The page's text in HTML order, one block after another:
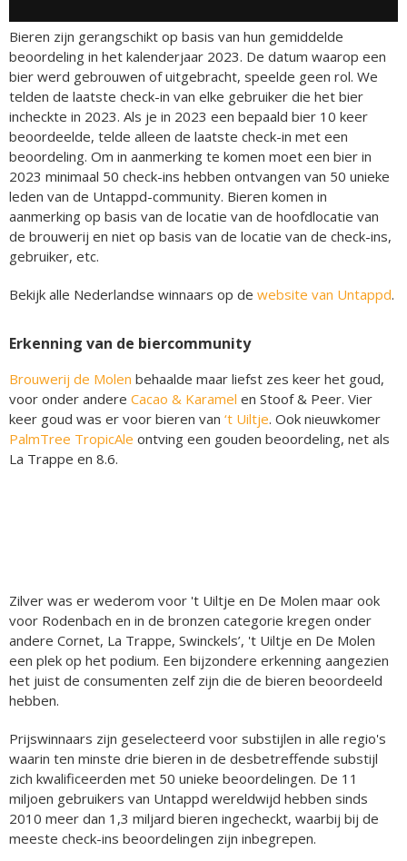
Bieren zijn gerangschikt op basis van hun gemiddelde
beoordeling in het kalenderjaar 2023. De datum waarop een
bier werd gebrouwen of uitgebracht, speelde geen rol. We
telden de laatste check-in van elke gebruiker die het bier
incheckte in 2023. Als je in 2023 een bepaald bier 10 keer
beoordeelde, telde alleen de laatste check-in met een
beoordeling. Om in aanmerking te komen moet een bier in
2023 minimaal 50 check-ins hebben ontvangen van 50 unieke
leden van de Untappd-community. Bieren komen in
aanmerking op basis van de locatie van de hoofdlocatie van
de brouwerij en niet op basis van de locatie van de check-ins,
gebruiker, etc.
Bekijk alle Nederlandse winnaars op de website van Untappd.
Erkenning van de biercommunity
Brouwerij de Molen behaalde maar liefst zes keer het goud,
voor onder andere Cacao & Karamel en Stoof & Peer. Vier
keer goud was er voor bieren van ‘t Uiltje. Ook nieuwkomer
PalmTree TropicAle ontving een gouden beoordeling, net als
La Trappe en 8.6.
Zilver was er wederom voor 't Uiltje en De Molen maar ook
voor Rodenbach en in de bronzen categorie kregen onder
andere Cornet, La Trappe, Swinckels’, 't Uiltje en De Molen
een plek op het podium. Een bijzondere erkenning aangezien
het juist de consumenten zelf zijn die de bieren beoordeeld
hebben.
Prijswinnaars zijn geselecteerd voor substijlen in alle regio's
waarin ten minste drie bieren in de desbetreffende substijl
zich kwalificeerden met 50 unieke beoordelingen. De 11
miljoen gebruikers van Untappd wereldwijd hebben sinds
2010 meer dan 1,3 miljard bieren ingecheckt, waarbij bij de
meeste check-ins beoordelingen zijn inbegrepen.